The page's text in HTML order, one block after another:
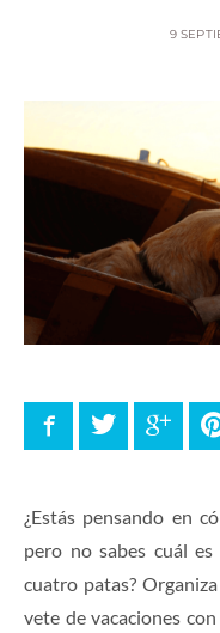
9
FacebookTwitter
¿Estás pensando en
pero no sabes cuál
cuatro patas?
vete de vacaciones